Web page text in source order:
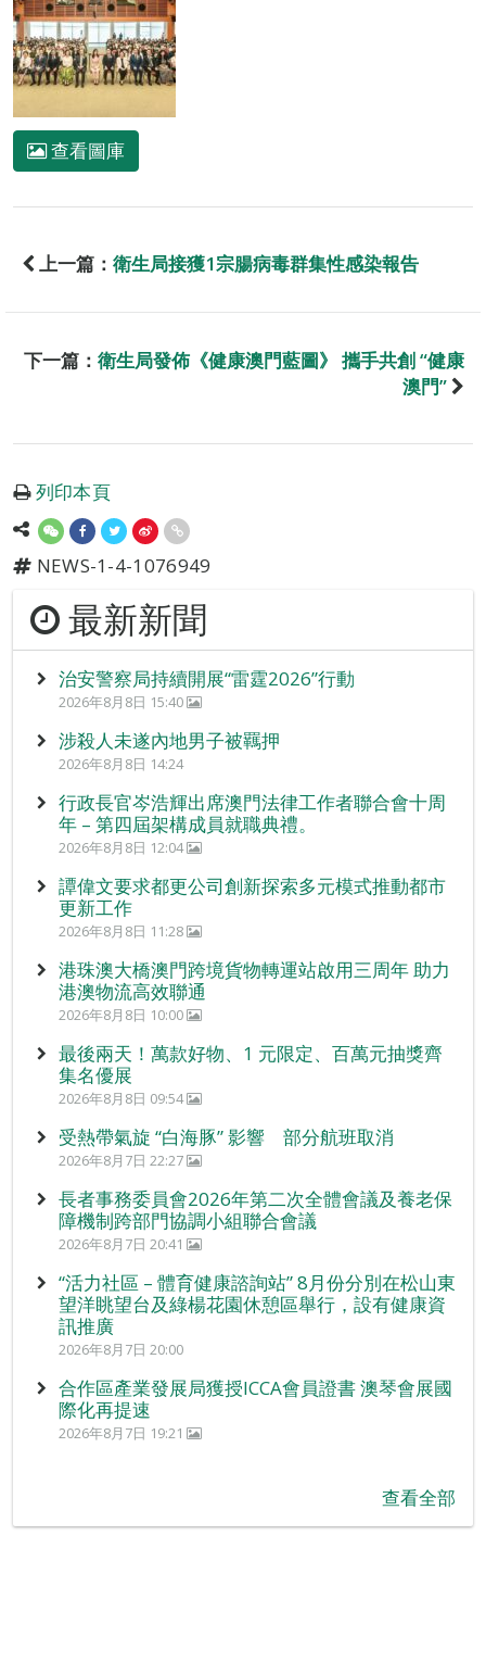
查看圖庫
上一篇： 衛生局接獲1宗腸病毒群集性感染報告
下一篇： 衛生局發佈《健康澳門藍圖》 攜手共創 “健康
澳門”
列印本頁
NEWS-1-4-1076949
最新新聞
治安警察局持續開展“雷霆2026”行動
2026年8月8日 15:40
涉殺人未遂內地男子被羈押
2026年8月8日 14:24
行政長官岑浩輝出席澳門法律工作者聯合會十周
年 – 第四屆架構成員就職典禮。
2026年8月8日 12:04
譚偉文要求都更公司創新探索多元模式推動都市
更新工作
2026年8月8日 11:28
港珠澳大橋澳門跨境貨物轉運站啟用三周年 助力
港澳物流高效聯通
2026年8月8日 10:00
最後兩天！萬款好物、1 元限定、百萬元抽獎齊
集名優展
2026年8月8日 09:54
受熱帶氣旋 “白海豚” 影響 部分航班取消
2026年8月7日 22:27
長者事務委員會2026年第二次全體會議及養老保
障機制跨部門協調小組聯合會議
2026年8月7日 20:41
“活力社區 – 體育健康諮詢站” 8月份分別在松山東
望洋眺望台及綠楊花園休憩區舉行，設有健康資
訊推廣
2026年8月7日 20:00
合作區產業發展局獲授ICCA會員證書 澳琴會展國
際化再提速
2026年8月7日 19:21
查看全部